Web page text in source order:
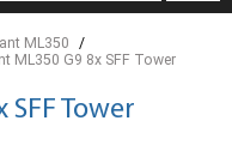
ML350
ML350 G9 8x SFF Tower
SFF Tower